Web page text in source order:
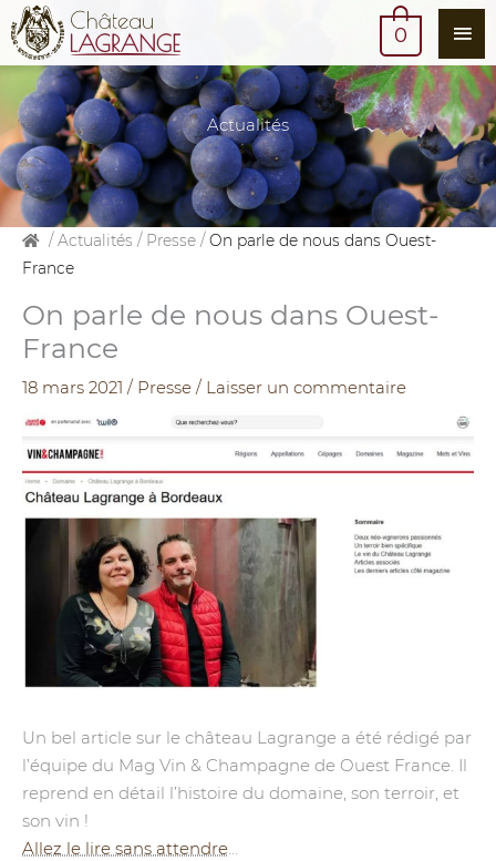
0
Actualités
/ Actualités / Presse / On parle de nous dans Ouest-
France
On parle de nous dans Ouest-
France
18 mars 2021 / Presse / Laisser un commentaire
Un bel article sur le château Lagrange a été rédigé par
l’équipe du Mag Vin & Champagne de Ouest France. Il
reprend en détail l’histoire du domaine, son terroir, et
son vin !
Allez le lire sans attendre…